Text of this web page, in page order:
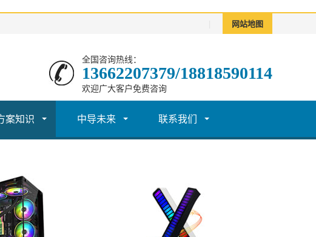
网站地图
全国咨询热线：
13662207379/18818590114
欢迎广大客户免费咨询
案知识 中导未来 联系我们